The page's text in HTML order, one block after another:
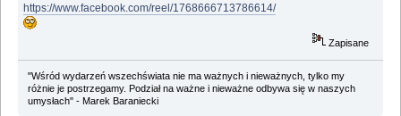
https://www.facebook.com/reel/1768666713786614/
Zapisane
"Wśród wydarzeń wszechświata nie ma ważnych i nieważnych, tylko my
różnie je postrzegamy. Podział na ważne i nieważne odbywa się w naszych
umysłach" - Marek Baraniecki